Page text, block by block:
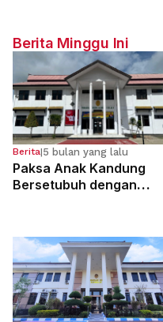
Berita Minggu Ini
Berita|5 bulan yang lalu
Paksa Anak Kandung
Bersetubuh dengan